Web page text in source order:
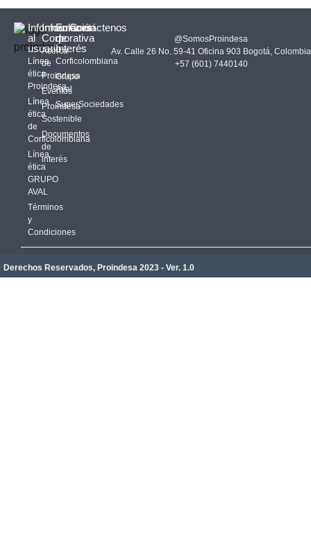
Información
al
usuario
Línea
ética
Proindesa
Línea
ética
de
Corficolombiana
Línea
ética
GRUPO
AVAL
Términos
y
Condiciones
Información
Corporativa
Acerca
de
Proindesa
Eventos
Proindesa
Sostenible
Documentos
de
interés
Enlaces
de
Interés
Corficolombiana
Grupo
Aval
SuperSociedades
Contáctenos
@SomosProindesa
Av. Calle 26 No. 59-41 Oficina 903 Bogotá, Colombia
+57 (601) 7440140
Derechos Reservados, Proindesa 2023 - Ver. 1.0